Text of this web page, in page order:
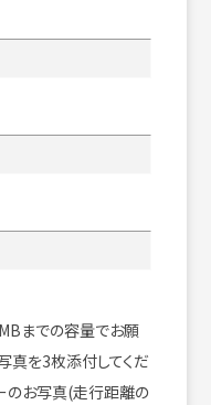
までの容量でお願
真を3枚添付してくだ
のお写真(走行距離の